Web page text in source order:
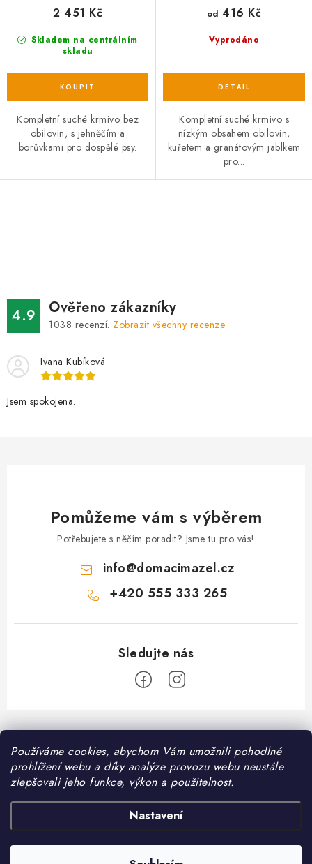
Používáme cookies, abychom Vám umožnili pohodlné
prohlížení webu a díky analýze provozu webu neustále
zlepšovali jeho funkce, výkon a použitelnost.
Nastavení
Skladem na centrálním
skladu
2 451 Kč
Kompletní suché krmivo bez
obilovin, s jehněčím a
borůvkami pro dospělé psy.
Vyprodáno
od 416 Kč
Kompletní suché krmivo s
nízkým obsahem obilovin,
kuřetem a granátovým jablkem
pro...
á
d
a
c
p
v
4.9 Ověřeno zákazníky
1038 recenzí. Zobrazit všechny recenze
Ivana Kubíková
Jsem spokojena.
Pomůžeme vám s výběrem
Potřebujete s něčím poradit? Jsme tu pro vás!
info@domacimazel.cz
+420 555 333 265
Z
á
Informace pro vás
Kontakt
Možnosti dopravy
Hodnocení obchodu
❤️ Oblíbené kategorie